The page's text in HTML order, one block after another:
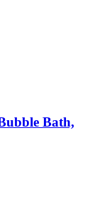
Bath,